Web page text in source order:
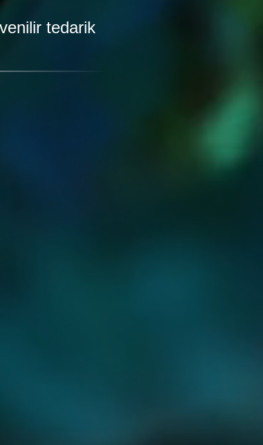
tedarik